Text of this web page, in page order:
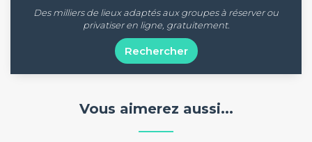
Des milliers de lieux adaptés aux groupes à réserver ou
privatiser en ligne, gratuitement.
Rechercher
Vous aimerez aussi...